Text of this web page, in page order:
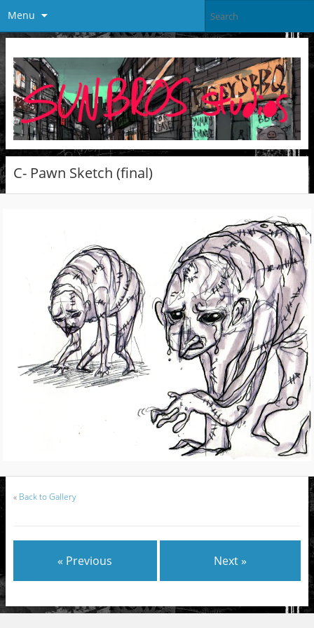
Menu
C- Pawn Sketch (final)
« Back to Gallery
« Previous Next »